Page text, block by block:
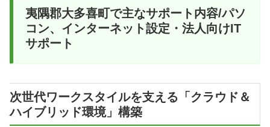
夷隅郡大多喜町で主なサポート内容/パソ
コン、インターネット設定・法人向けIT
サポート
次世代ワークスタイルを支える「クラウド＆
ハイブリッド環境」構築